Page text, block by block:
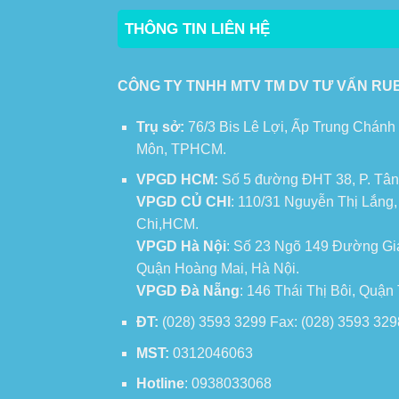
THÔNG TIN LIÊN HỆ
CÔNG TY TNHH MTV TM DV TƯ VẤN
Trụ sở: 76/3 Bis Lê Lợi, Ấp Trung
Môn, TPHCM.
VPGD HCM: Số 5 đường ĐHT 38, P.
VPGD CỦ CHI : 110/31 Nguyễn Thị
Chi,HCM.
VPGD Hà Nội: Số 23 Ngõ 149 Đường
Quận Hoàng Mai, Hà Nội.
VPGD Đà Nẵng: 146 Thái Thị Bôi,
ĐT: (028) 3593 3299 Fax: (028) 3593
MST: 0312046063
Hotline: 0938033068